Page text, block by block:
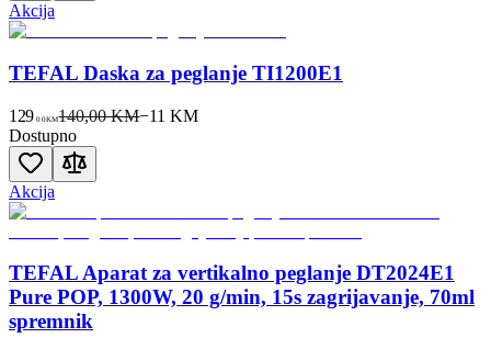
Akcija
TEFAL Daska za peglanje TI1200E1
129 00KM140,00 KM−11 KM
Dostupno
Akcija
TEFAL Aparat za vertikalno peglanje DT2024E1
Pure POP, 1300W, 20 g/min, 15s zagrijavanje, 70ml
spremnik